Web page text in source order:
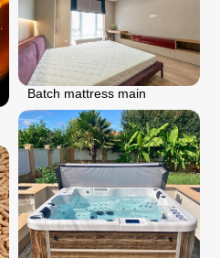
Batch mattress main